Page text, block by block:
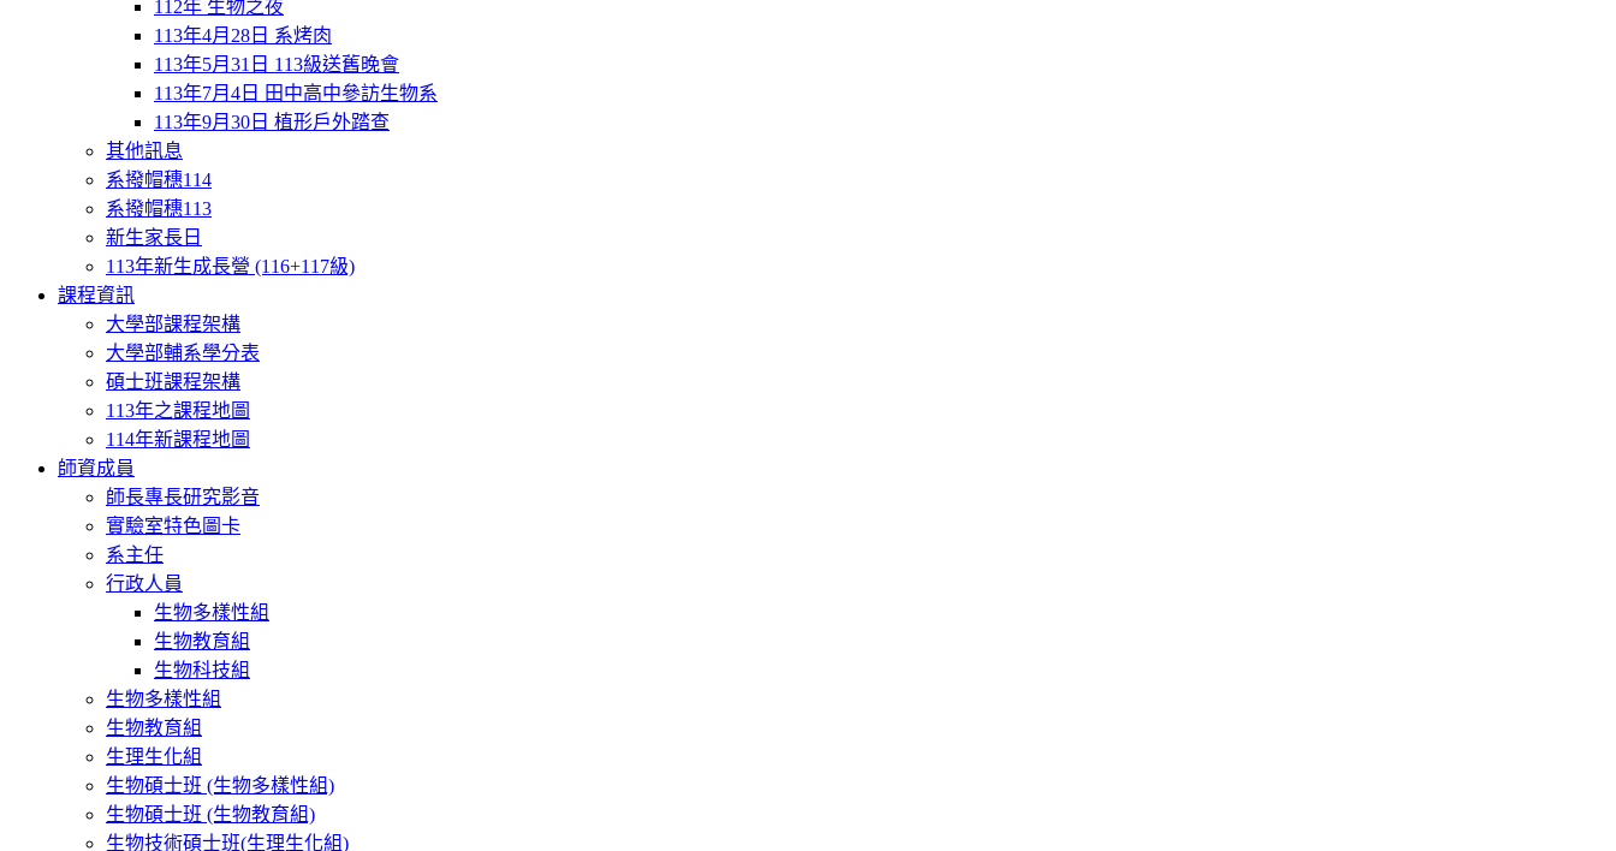
112年 生物之夜
113年4月28日 系烤肉
113年5月31日 113級送舊晚會
113年7月4日 田中高中參訪生物系
113年9月30日 植形戶外踏查
其他訊息
系撥帽穗114
系撥帽穗113
新生家長日
113年新生成長營 (116+117級)
課程資訊
大學部課程架構
大學部輔系學分表
碩士班課程架構
113年之課程地圖
114年新課程地圖
師資成員
師長專長研究影音
實驗室特色圖卡
系主任
行政人員
生物多樣性組
生物教育組
生物科技組
生物多樣性組
生物教育組
生理生化組
生物碩士班 (生物多樣性組)
生物碩士班 (生物教育組)
生物技術碩士班(生理生化組)